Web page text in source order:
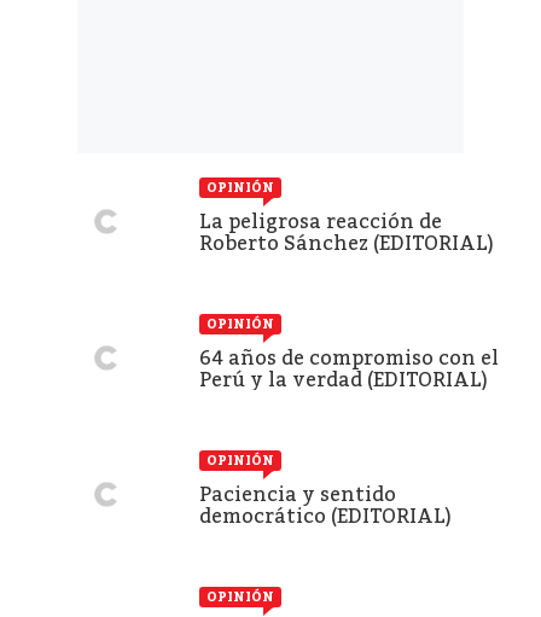
OPINIÓN
La peligrosa reacción de
Roberto Sánchez (EDITORIAL)
OPINIÓN
64 años de compromiso con el
Perú y la verdad (EDITORIAL)
OPINIÓN
Paciencia y sentido
democrático (EDITORIAL)
OPINIÓN